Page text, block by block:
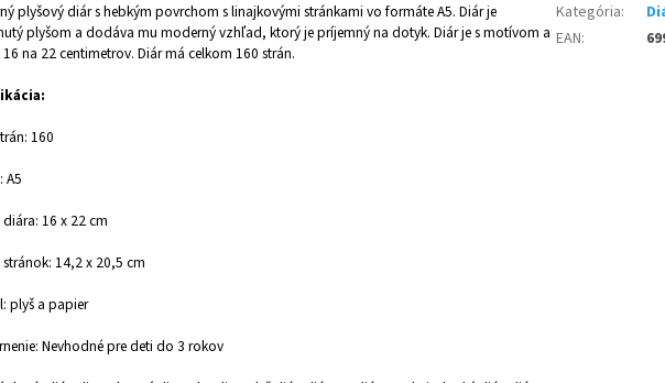
plyšový diár s hebkým povrchom s linajkovými stránkami vo formáte A5. Diár je
plyšom a dodáva mu moderný vzhľad, ktorý je príjemný na dotyk. Diár je s motívom a
16 na 22 centimetrov. Diár má celkom 160 strán.
160
A5
16 x 22 cm
14,2 x 20,5 cm
plyš a papier
Nevhodné pre deti do 3 rokov
Kategória:
EAN: